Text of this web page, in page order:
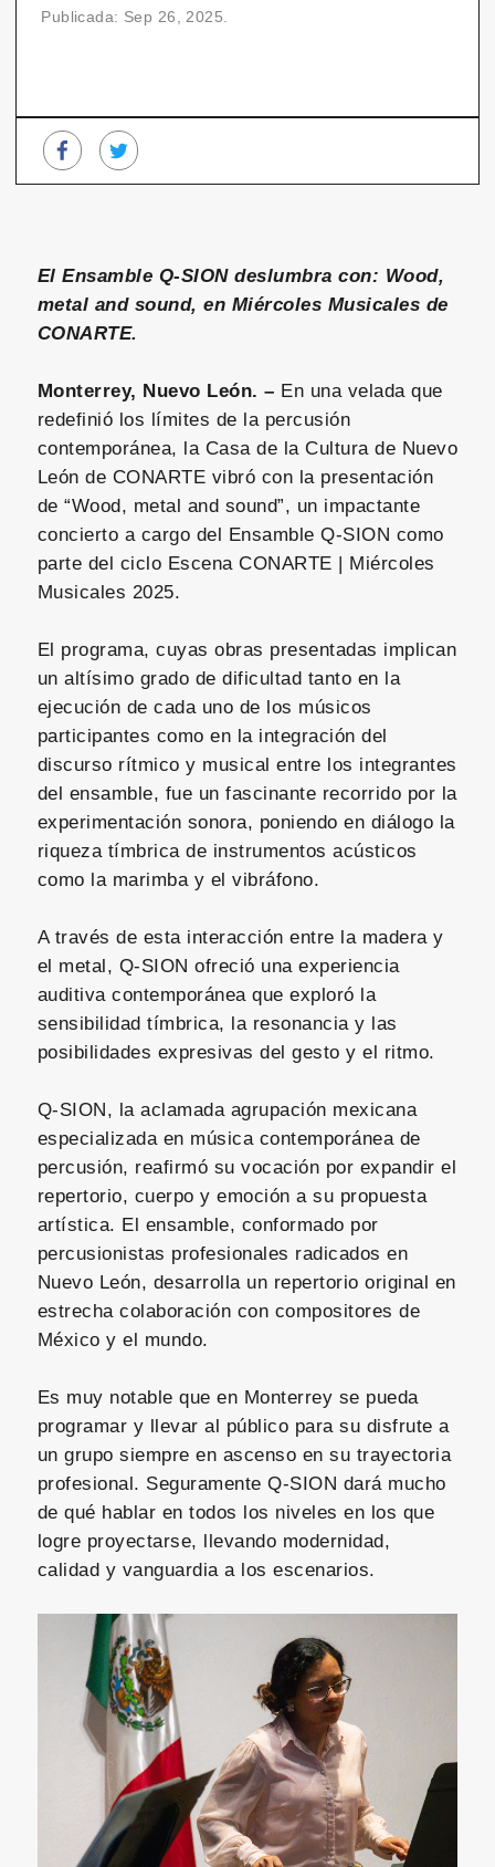
Publicada: Sep 26, 2025.
El Ensamble Q-SION deslumbra con: Wood,
metal and sound, en Miércoles Musicales de
CONARTE.
Monterrey, Nuevo León. – En una velada que
redefinió los límites de la percusión
contemporánea, la Casa de la Cultura de Nuevo
León de CONARTE vibró con la presentación
de “Wood, metal and sound”, un impactante
concierto a cargo del Ensamble Q-SION como
parte del ciclo Escena CONARTE | Miércoles
Musicales 2025.
El programa, cuyas obras presentadas implican
un altísimo grado de dificultad tanto en la
ejecución de cada uno de los músicos
participantes como en la integración del
discurso rítmico y musical entre los integrantes
del ensamble, fue un fascinante recorrido por la
experimentación sonora, poniendo en diálogo la
riqueza tímbrica de instrumentos acústicos
como la marimba y el vibráfono.
A través de esta interacción entre la madera y
el metal, Q-SION ofreció una experiencia
auditiva contemporánea que exploró la
sensibilidad tímbrica, la resonancia y las
posibilidades expresivas del gesto y el ritmo.
Q-SION, la aclamada agrupación mexicana
especializada en música contemporánea de
percusión, reafirmó su vocación por expandir el
repertorio, cuerpo y emoción a su propuesta
artística. El ensamble, conformado por
percusionistas profesionales radicados en
Nuevo León, desarrolla un repertorio original en
estrecha colaboración con compositores de
México y el mundo.
Es muy notable que en Monterrey se pueda
programar y llevar al público para su disfrute a
un grupo siempre en ascenso en su trayectoria
profesional. Seguramente Q-SION dará mucho
de qué hablar en todos los niveles en los que
logre proyectarse, llevando modernidad,
calidad y vanguardia a los escenarios.